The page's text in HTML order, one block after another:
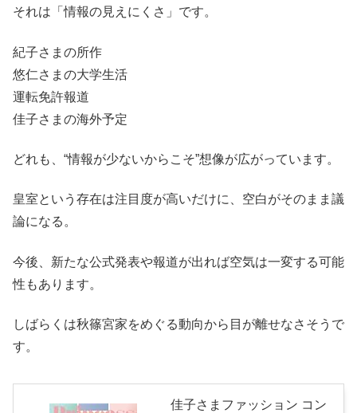
それは「情報の見えにくさ」です。
紀子さまの所作
悠仁さまの大学生活
運転免許報道
佳子さまの海外予定
どれも、“情報が少ないからこそ”想像が広がっています。
皇室という存在は注目度が高いだけに、空白がそのまま議
論になる。
今後、新たな公式発表や報道が出れば空気は一変する可能
性もあります。
しばらくは秋篠宮家をめぐる動向から目が離せなさそうで
す。
佳子さまファッション コン